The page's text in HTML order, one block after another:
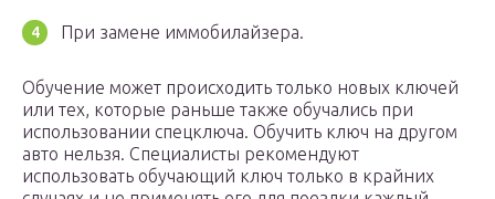
При замене иммобилайзера.
Обучение может происходить только новых ключей
или тех, которые раньше также обучались при
использовании спецключа. Обучить ключ на другом
авто нельзя. Специалисты рекомендуют
использовать обучающий ключ только в крайних